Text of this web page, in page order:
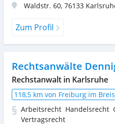
Waldstr. 60, 76133
Zum Profil
Rechtsanwälte
Rechstanwalt in Karlsruhe
118,5 km von Freiburg im
Arbeitsrecht Handelsrecht
Vertragsrecht